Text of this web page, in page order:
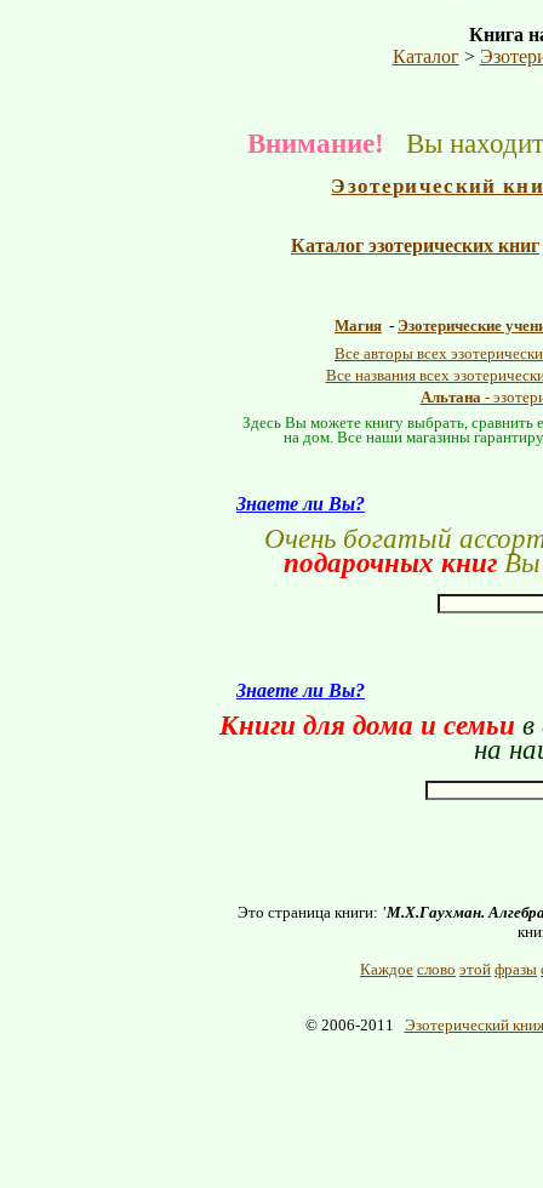
Книга
Каталог>
Внимание! Вы
Эзотерический
Каталог эзотерических книг
Магия - Эзотерические
Все авторы всех
Все названия всех
Альтана-
Здесь Вы можете книгу выбрать, сравнить
на дом. Все наши магазины
Знаете ли Вы?
Очень богатый
подарочных книгВы
Знаете ли Вы?
Книги для дома и семьи в
на
Это страница книги: 'М.Х.Гаухман.
Каждое слово этой фразы
© 2006-2011 Эзотерический